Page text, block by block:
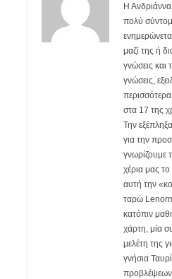
Η
πολύ
μαζί της ή
γνώσεις και
γνώσεις,
στα 17 της
Την
για την
γνωρίζουμε
χέρια μας
αυτή την
ταρώ
κατόπιν
χάρτη, μία
μελέτη της
γνήσια